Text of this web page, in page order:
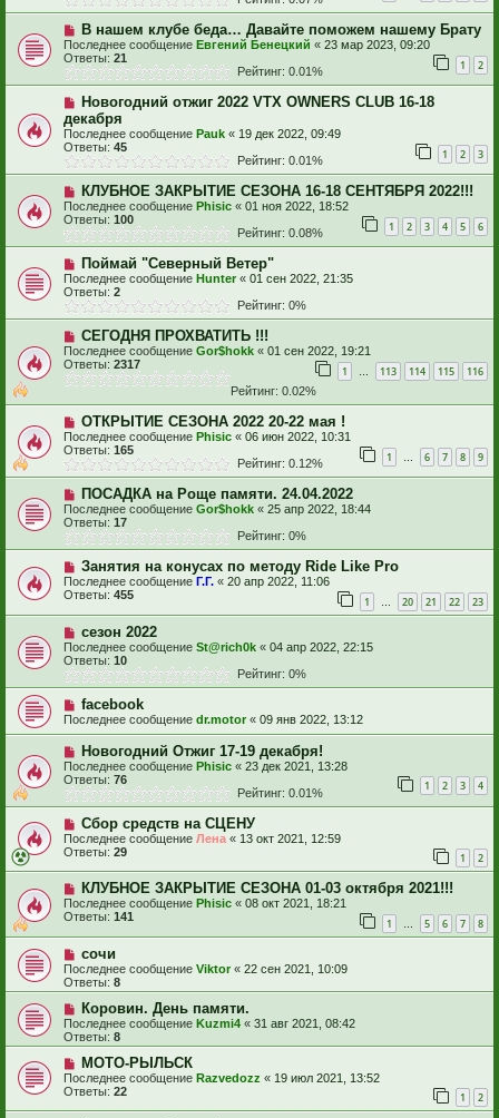
В нашем клубе беда… Давайте поможем нашему Брату
Последнее сообщение Евгений Бенецкий « 23 мар 2023, 09:20
Ответы: 21 1 2
Рейтинг: 0.01%
Новогодний отжиг 2022 VTX OWNERS CLUB 16-18
декабря
Последнее сообщение Pauk « 19 дек 2022, 09:49
Ответы: 45 1 2 3
Рейтинг: 0.01%
КЛУБНОЕ ЗАКРЫТИЕ СЕЗОНА 16-18 СЕНТЯБРЯ 2022!!!
Последнее сообщение Phisic « 01 ноя 2022, 18:52
Ответы: 100 1 2 3 4 5 6
Рейтинг: 0.08%
Поймай "Северный Ветер"
Последнее сообщение Hunter« 01 сен 2022, 21:35
Ответы: 2
Рейтинг: 0%
СЕГОДНЯ ПРОХВАТИТЬ !!!
Последнее сообщение Gor$hokk « 01 сен 2022, 19:21
Ответы: 2317 1 … 113 114 115 116
Рейтинг: 0.02%
ОТКРЫТИЕ СЕЗОНА 2022 20-22 мая !
Последнее сообщение Phisic « 06 июн 2022, 10:31
Ответы: 165 1 … 6 7 8 9
Рейтинг: 0.12%
ПОСАДКА на Роще памяти. 24.04.2022
Последнее сообщение Gor$hokk « 25 апр 2022, 18:44
Ответы: 17
Рейтинг: 0%
Занятия на конусах по методу Ride Like Pro
Последнее сообщение Г.Г. « 20 апр 2022, 11:06
Ответы: 455 1 … 20 21 22 23
сезон 2022
Последнее сообщение St@rich0k « 04 апр 2022, 22:15
Ответы: 10
Рейтинг: 0%
facebook
Последнее сообщение dr.motor« 09 янв 2022, 13:12
Новогодний Отжиг 17-19 декабря!
Последнее сообщение Phisic « 23 дек 2021, 13:28
Ответы: 76 1 2 3 4
Рейтинг: 0.01%
Сбор средств на СЦЕНУ
Последнее сообщение Лена « 13 окт 2021, 12:59
Ответы: 29 1 2
КЛУБНОЕ ЗАКРЫТИЕ СЕЗОНА 01-03 октября 2021!!!
Последнее сообщение Phisic « 08 окт 2021, 18:21
Ответы: 141 1 … 5 6 7 8
сочи
Последнее сообщение Viktor« 22 сен 2021, 10:09
Ответы: 8
Коровин. День памяти.
Последнее сообщение Kuzmi4 « 31 авг 2021, 08:42
Ответы: 8
МОТО-РЫЛЬСК
Последнее сообщение Razvedozz « 19 июл 2021, 13:52
Ответы: 22 1 2